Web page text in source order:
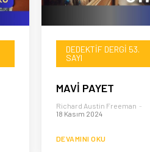
DEDEKTIF DERGI 53.
SAYI
MAVİ PAYET
Richard Austin Freeman -
18 Kasım 2024
DEVAMINI OKU